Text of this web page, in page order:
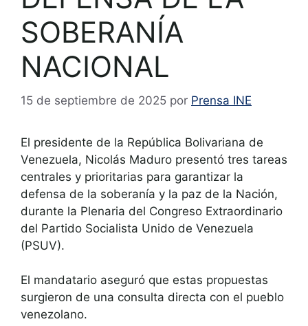
SOBERANÍA
NACIONAL
15 de septiembre de 2025 por Prensa INE
El presidente de la República Bolivariana de
Venezuela, Nicolás Maduro presentó tres tareas
centrales y prioritarias para garantizar la
defensa de la soberanía y la paz de la Nación,
durante la Plenaria del Congreso Extraordinario
del Partido Socialista Unido de Venezuela
(PSUV).
El mandatario aseguró que estas propuestas
surgieron de una consulta directa con el pueblo
venezolano.